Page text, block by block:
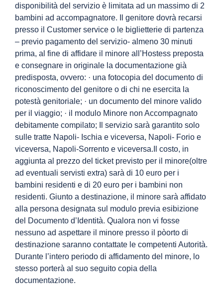
disponibilità del servizio è limitata ad un massimo di 2
bambini ad accompagnatore. Il genitore dovrà recarsi
presso il Customer service o le biglietterie di partenza
– previo pagamento del servizio- almeno 30 minuti
prima, al fine di affidare il minore all’Hostess preposta
e consegnare in originale la documentazione già
predisposta, ovvero: · una fotocopia del documento di
riconoscimento del genitore o di chi ne esercita la
potestà genitoriale; · un documento del minore valido
per il viaggio; · il modulo Minore non Accompagnato
debitamente compilato; Il servizio sarà garantito solo
sulle tratte Napoli- Ischia e viceversa, Napoli- Forio e
viceversa, Napoli-Sorrento e viceversa.Il costo, in
aggiunta al prezzo del ticket previsto per il minore(oltre
ad eventuali servisti extra) sarà di 10 euro per i
bambini residenti e di 20 euro per i bambini non
residenti. Giunto a destinazione, il minore sarà affidato
alla persona designata sul modulo previa esibizione
del Documento d’Identità. Qualora non vi fosse
nessuno ad aspettare il minore presso il pòorto di
destinazione saranno contattate le competenti Autorità.
Durante l’intero periodo di affidamento del minore, lo
stesso porterà al suo seguito copia della
documentazione.